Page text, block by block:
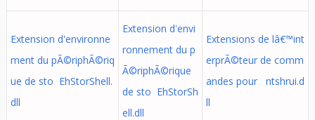
Extension d'environne
ment du pÃ©riphÃ©riq
ue de sto EhStorShell.
dll
Extension d'envi
ronnement du p
Ã©riphÃ©rique
de sto EhStorSh
ell.dll
Extensions de lâ€™int
erprÃ©teur de comm
andes pour ntshrui.d
ll